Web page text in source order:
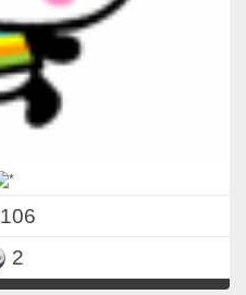
106
2